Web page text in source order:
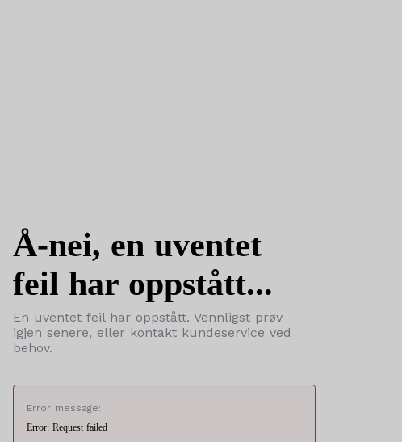
Å-nei, en uventet
feil har oppstått...
En uventet feil har oppstått. Vennligst prøv
igjen senere, eller kontakt kundeservice ved
behov.
Error message:
Error: Request failed